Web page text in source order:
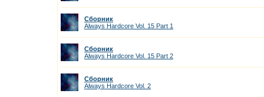
Сборник
Always Hardcore Vol. 15 Part 1
Сборник
Always Hardcore Vol. 15 Part 2
Сборник
Always Hardcore Vol. 2